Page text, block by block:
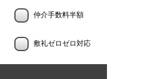
仲介手数料半額
敷礼ゼロゼロ対応